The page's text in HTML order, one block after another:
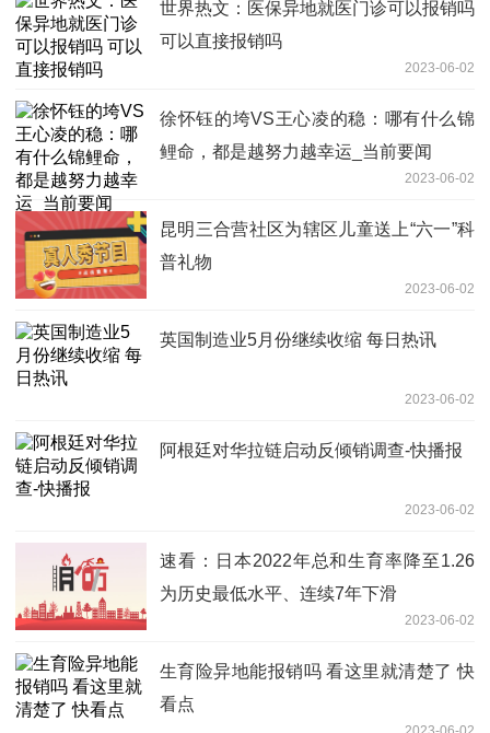
世界热文：医保异地就医门诊可以报销吗
可以直接报销吗
2023-06-02
徐怀钰的垮VS王心凌的稳：哪有什么锦
鲤命，都是越努力越幸运_当前要闻
2023-06-02
昆明三合营社区为辖区儿童送上“六一”科
普礼物
2023-06-02
英国制造业5月份继续收缩 每日热讯
2023-06-02
阿根廷对华拉链启动反倾销调查-快播报
2023-06-02
速看：日本2022年总和生育率降至1.26
为历史最低水平、连续7年下滑
2023-06-02
生育险异地能报销吗 看这里就清楚了 快
看点